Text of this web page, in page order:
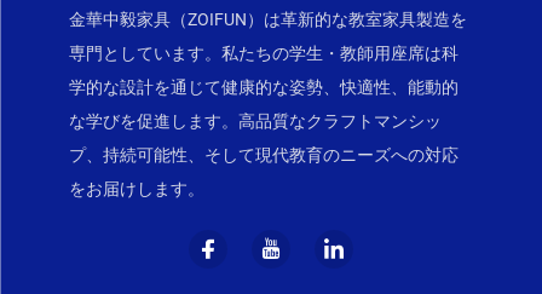
金華中毅家具（ZOIFUN）は革新的な教室家具製造を
専門としています。私たちの学生・教師用座席は科
学的な設計を通じて健康的な姿勢、快適性、能動的
な学びを促進します。高品質なクラフトマンシッ
プ、持続可能性、そして現代教育のニーズへの対応
をお届けします。